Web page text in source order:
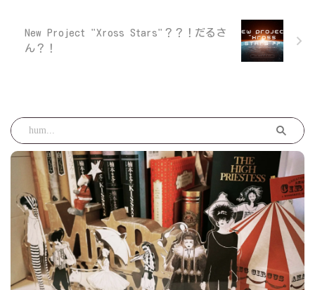
New Project "Xross Stars"？？！だるさ
ん？！